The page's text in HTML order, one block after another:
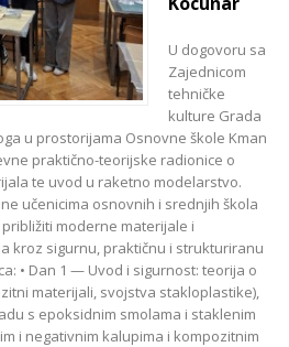
U dogovoru sa
Zajednicom
tehničke
kulture Grada
u prostorijama Osnovne škole Kman
praktično-teorijske radionice o
te uvod u raketno modelarstvo.
učenicima osnovnih i srednjih škola
moderne materijale i
kroz sigurnu, praktičnu i strukturiranu
• Dan 1 — Uvod i sigurnost: teorija o
materijali, svojstva stakloplastike),
s epoksidnim smolama i staklenim
i negativnim kalupima i kompozitnim